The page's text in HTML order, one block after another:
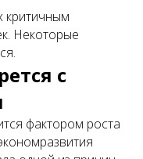
критичным
Некоторые
с
фактором роста